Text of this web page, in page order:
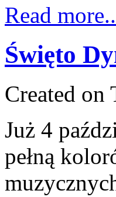
Read
Święto
Created on
Już 4
pełną